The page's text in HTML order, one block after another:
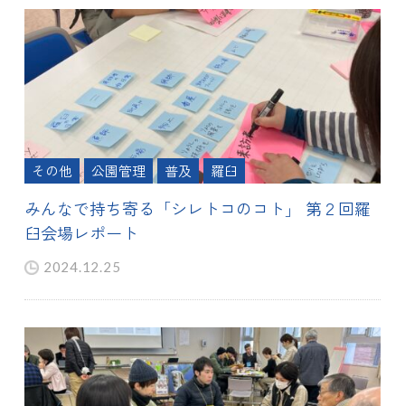
その他 公園管理 普及 羅臼
みんなで持ち寄る「シレトコのコト」 第２回羅
臼会場レポート
2024.12.25